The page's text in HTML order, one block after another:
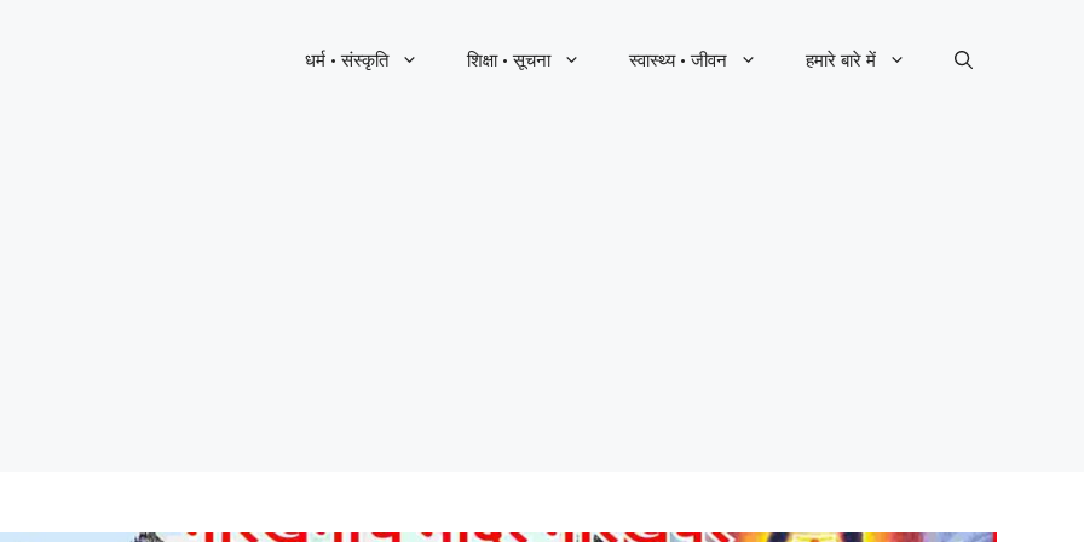
धर्म · संस्कृति शिक्षा · सूचना स्वास्थ्य · जीवन हमारे बारे में